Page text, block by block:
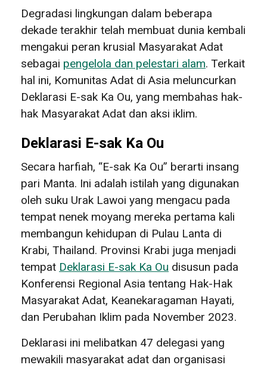
Degradasi lingkungan dalam beberapa
dekade terakhir telah membuat dunia kembali
mengakui peran krusial Masyarakat Adat
sebagai pengelola dan pelestari alam. Terkait
hal ini, Komunitas Adat di Asia meluncurkan
Deklarasi E-sak Ka Ou, yang membahas hak-
hak Masyarakat Adat dan aksi iklim.
Deklarasi E-sak Ka Ou
Secara harfiah, “E-sak Ka Ou” berarti insang
pari Manta. Ini adalah istilah yang digunakan
oleh suku Urak Lawoi yang mengacu pada
tempat nenek moyang mereka pertama kali
membangun kehidupan di Pulau Lanta di
Krabi, Thailand. Provinsi Krabi juga menjadi
tempat Deklarasi E-sak Ka Ou disusun pada
Konferensi Regional Asia tentang Hak-Hak
Masyarakat Adat, Keanekaragaman Hayati,
dan Perubahan Iklim pada November 2023.
Deklarasi ini melibatkan 47 delegasi yang
mewakili masyarakat adat dan organisasi